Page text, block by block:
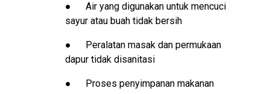
● Air yang digunakan untuk mencuci
sayur atau buah tidak bersih
●
Peralatan masak dan permukaan
dapur tidak disanitasi
●
Proses penyimpanan makanan